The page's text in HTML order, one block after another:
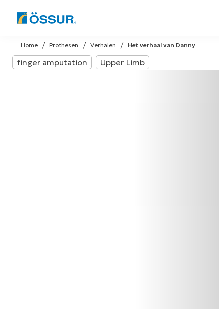
Skip
to
content
Het verhaal van Danny
Verhalen
Prothesen
Home
finger amputation Upper Limb